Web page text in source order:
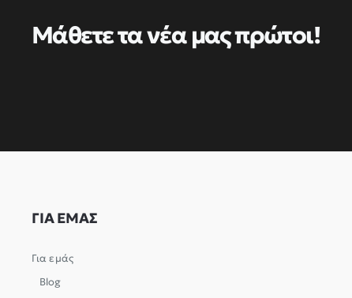
Μάθετε τα νέα μας πρώτοι!
ΓΙΑ ΕΜΑΣ
Για εμάς
Blog